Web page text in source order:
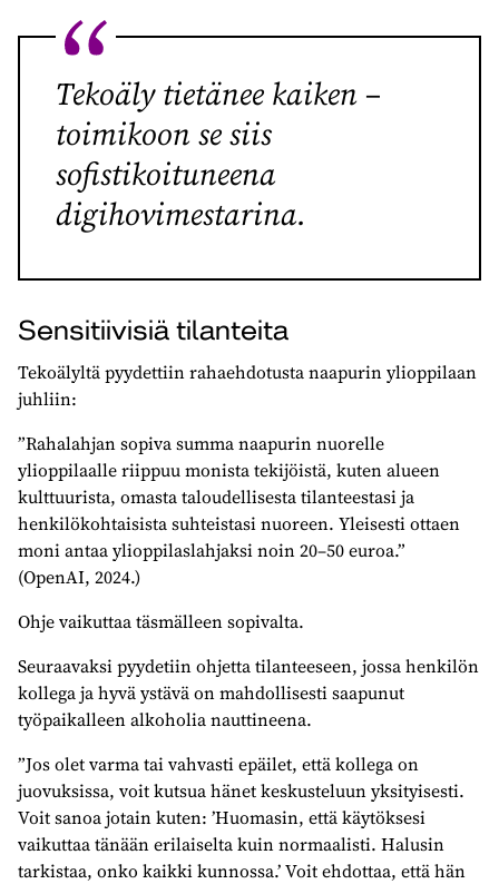
Tekoäly tietänee kaiken –
toimikoon se siis
sofistikoituneena
digihovimestarina.
Sensitiivisiä tilanteita
Tekoälyltä pyydettiin rahaehdotusta naapurin ylioppilaan
juhliin:
”Rahalahjan sopiva summa naapurin nuorelle
ylioppilaalle riippuu monista tekijöistä, kuten alueen
kulttuurista, omasta taloudellisesta tilanteestasi ja
henkilökohtaisista suhteistasi nuoreen. Yleisesti ottaen
moni antaa ylioppilaslahjaksi noin 20–50 euroa.”
(OpenAI, 2024.)
Ohje vaikuttaa täsmälleen sopivalta.
Seuraavaksi pyydetiin ohjetta tilanteeseen, jossa henkilön
kollega ja hyvä ystävä on mahdollisesti saapunut
työpaikalleen alkoholia nauttineena.
”Jos olet varma tai vahvasti epäilet, että kollega on
juovuksissa, voit kutsua hänet keskusteluun yksityisesti.
Voit sanoa jotain kuten: ’Huomasin, että käytöksesi
vaikuttaa tänään erilaiselta kuin normaalisti. Halusin
tarkistaa, onko kaikki kunnossa.’ Voit ehdottaa, että hän